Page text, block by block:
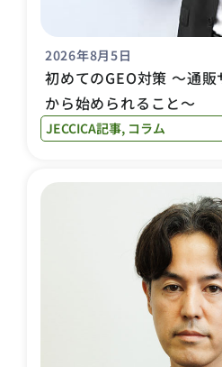
2026年8月5日
初めてのGEO対策 〜通
から始められること〜
JECCICA記事, コラム